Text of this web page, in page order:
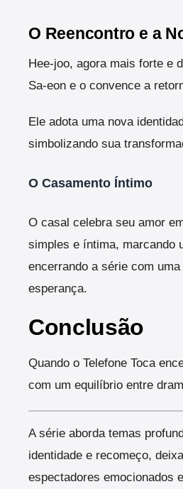
O Reencontro e a
Hee-joo, agora mais forte e
Sa-eon e o convence a
Ele adota uma nova
simbolizando sua
O Casamento Íntimo
O casal celebra seu amor
simples e íntima, marcando
encerrando a série com
esperança.
Conclusão
Quando o Telefone Toca
com um equilíbrio entre
A série aborda temas
identidade e recomeço,
espectadores emocionados